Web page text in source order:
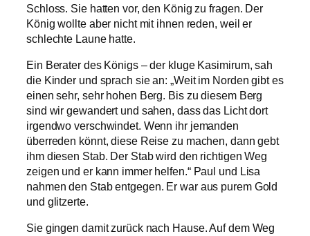
Schloss. Sie hatten vor, den König zu fragen. Der
König wollte aber nicht mit ihnen reden, weil er
schlechte Laune hatte.
Ein Berater des Königs – der kluge Kasimirum, sah
die Kinder und sprach sie an: „Weit im Norden gibt es
einen sehr, sehr hohen Berg. Bis zu diesem Berg
sind wir gewandert und sahen, dass das Licht dort
irgendwo verschwindet. Wenn ihr jemanden
überreden könnt, diese Reise zu machen, dann gebt
ihm diesen Stab. Der Stab wird den richtigen Weg
zeigen und er kann immer helfen.“ Paul und Lisa
nahmen den Stab entgegen. Er war aus purem Gold
und glitzerte.
Sie gingen damit zurück nach Hause. Auf dem Weg